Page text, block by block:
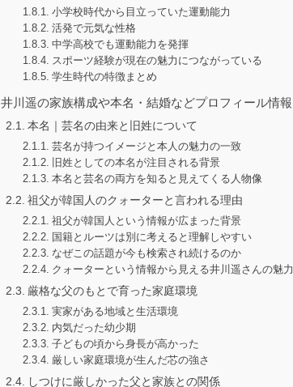
小学校時代から目立っていた運動能力
活発で元気な性格
中学高校でも運動能力を発揮
スポーツ経験が現在の魅力につながっている
学生時代の特徴まとめ
井川遥の家族構成や本名・結婚などプロフィール情報
本名｜芸名の由来と旧姓について
芸名が持つイメージと本人の魅力の一致
旧姓としての本名が注目される背景
本名と芸名の両方を知ると見えてくる人物像
祖父が韓国人のクォーターと言われる理由
祖父が韓国人という情報が広まった背景
国籍とルーツは別に考えると理解しやすい
なぜこの話題が今も検索され続けるのか
クォーターという情報から見える井川遥さんの魅力
厳格な父のもとで育った家庭環境
実家がある地域と生活環境
内気だった幼少期
子どもの頃から身長が高かった
厳しい家庭環境が生んだ芯の強さ
しつけに厳しかった父と家族との関係